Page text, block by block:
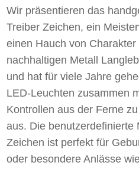
Wir präsentieren das
Treiber Zeichen, ein
einen Hauch von
nachhaltigen Metall
und hat für viele Jahre
LED-Leuchten zusammen
Kontrollen aus der Ferne
aus. Die benutzerdefinierte
Zeichen ist perfekt für
oder besondere Anlässe